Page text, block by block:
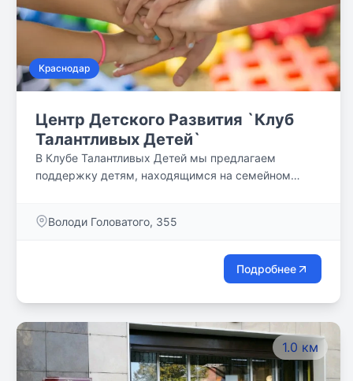
Краснодар
Центр Детского Развития `Клуб
Талантливых Детей`
В Клубе Талантливых Детей мы предлагаем
поддержку детям, находящимся на семейном
развивает свои таланты, стремясь к саморазвитию
Володи Головатого, 355
Подробнее
1.0 км